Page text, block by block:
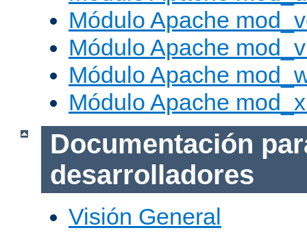
Módulo Apache
Módulo Apache
Módulo Apache
Módulo Apache
Documentación
desarrolladores
Visión General